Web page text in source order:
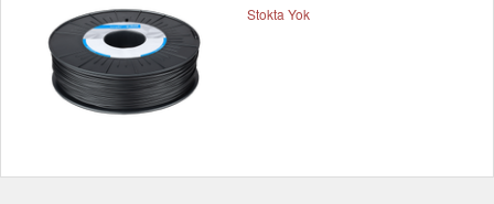
Stokta Yok